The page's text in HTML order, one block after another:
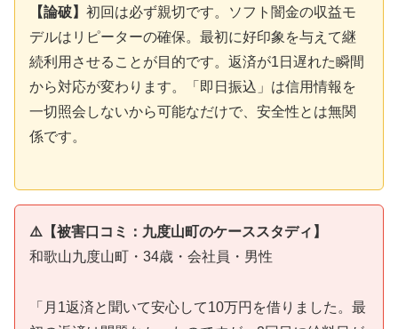
【論破】 初回は必ず親切です。ソフト闇金の収益モ
デルはリピーターの確保。最初に好印象を与えて継
続利用させることが目的です。返済が1日遅れた瞬間
から対応が変わります。「即日振込」は信用情報を
一切照会しないから可能なだけで、安全性とは無関
係です。
⚠️【被害口コミ：九度山町のケーススタディ】
和歌山九度山町・34歳・会社員・男性
「月1返済と聞いて安心して10万円を借りました。最